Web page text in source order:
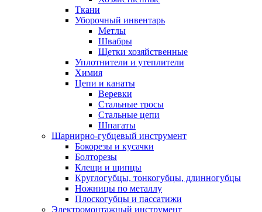
Ткани
Уборочный инвентарь
Метлы
Швабры
Щетки хозяйственные
Уплотнители и утеплители
Химия
Цепи и канаты
Веревки
Стальные тросы
Стальные цепи
Шпагаты
Шарнирно-губцевый инструмент
Бокорезы и кусачки
Болторезы
Клещи и щипцы
Круглогубцы, тонкогубцы, длинногубцы
Ножницы по металлу
Плоскогубцы и пассатижи
Электромонтажный инструмент